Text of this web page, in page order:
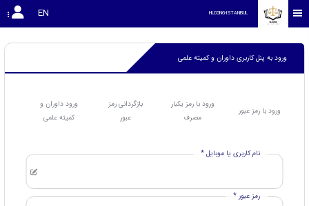
HLCONG-ISTANBUL
EN
ورود به پنل کاربری داوران و کمیته علمی
ورود با رمز عبور
ورود با رمز یکبار
مصرف
بازگردانی رمز
عبور
ورود داوران و
کمیته علمی
نام کاربری یا موبایل *
رمز عبور *